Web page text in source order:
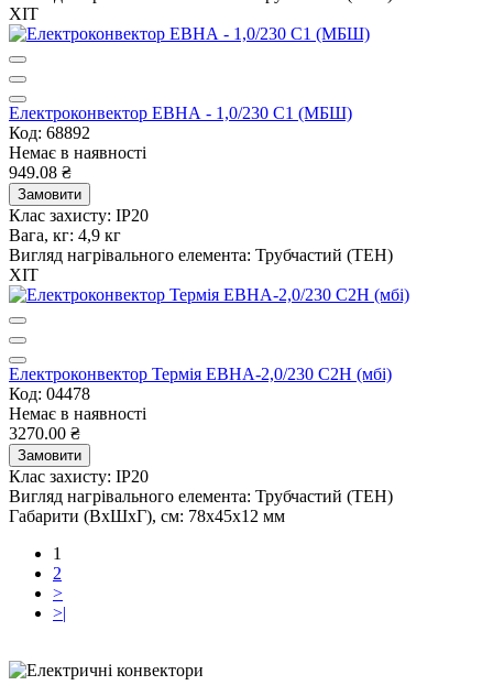
ХІТ
Електроконвектор ЕВНА - 1,0/230 С1 (МБШ)
Код: 68892
Немає в наявності
949.08 ₴
Замовити
Клас захисту: IP20
Вага, кг: 4,9 кг
Вигляд нагрівального елемента: Трубчастий (ТЕН)
ХІТ
Електроконвектор Термія ЕВНА-2,0/230 С2Н (мбі)
Код: 04478
Немає в наявності
3270.00 ₴
Замовити
Клас захисту: IP20
Вигляд нагрівального елемента: Трубчастий (ТЕН)
Габарити (ВхШхГ), см: 78х45х12 мм
1
2
>
>|